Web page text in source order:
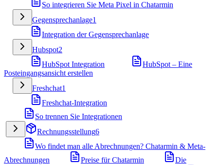
So integrieren Sie Meta Pixel in Chatarmin
Gegensprechanlage1
Integration der Gegensprechanlage
Hubspot2
HubSpot Integration
HubSpot – Eine
Posteingangsansicht erstellen
Freshchat1
Freshchat-Integration
So trennen Sie Integrationen
Rechnungsstellung6
Wo findet man alle Abrechnungen? Chatarmin & Meta-
Abrechnungen
Preise für Chatarmin
Die